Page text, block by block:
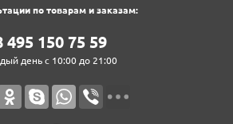
по товарам и заказам:
4‍9‍5‍ 1‍5‍0‍ 7‍5‍ 5‍9‍
день с 10:00 до 21:00